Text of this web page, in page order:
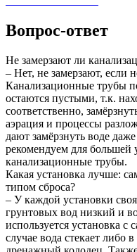
Вопрос-ответ
Не замерзают ли
– Нет, не замерзают, если
Канализационные трубы
остаются пустыми, т.к.
соответственно,
аэрация и процессы
дают замёрзнуть воде
рекомендуем для большей
канализационные трубы.
Какая установка лучше:
типом сброса?
– У каждой установки
грунтовых вод низкий и
используется установка
случае вода стекает либо